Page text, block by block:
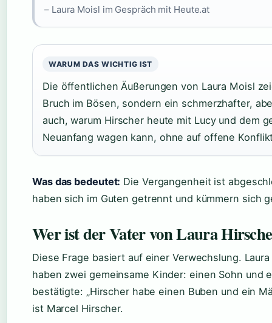
– Laura Moisl im Gespräch mit Heute.at
WARUM DAS WICHTIG IST
Die öffentlichen Äußerungen von Laura Moisl
Bruch im Bösen, sondern ein schmerzhafter,
auch, warum Hirscher heute mit Lucy und dem
Neuanfang wagen kann, ohne auf offene
Was das bedeutet: Die Vergangenheit ist
haben sich im Guten getrennt und kümmern sich
Wer ist der Vater von Laura
Diese Frage basiert auf einer Verwechslung.
haben zwei gemeinsame Kinder: einen Sohn und
bestätigte: „Hirscher habe einen Buben und ein
ist Marcel Hirscher.